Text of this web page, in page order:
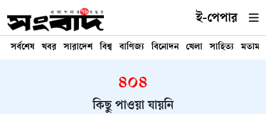
ই-পেপার
সর্বশেষ খবর সারাদেশ বিশ্ব বাণিজ্য বিনোদন খেলা সাহিত্য মতামত
৪০৪
কিছু পাওয়া যায়নি